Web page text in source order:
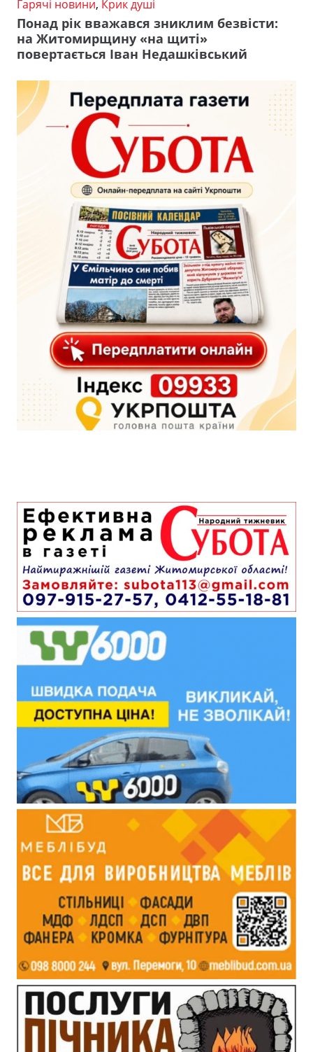
Гарячі новини, Крик душі
Понад рік вважався зниклим безвісти:
на Житомирщину «на щиті»
повертається Іван Недашківський